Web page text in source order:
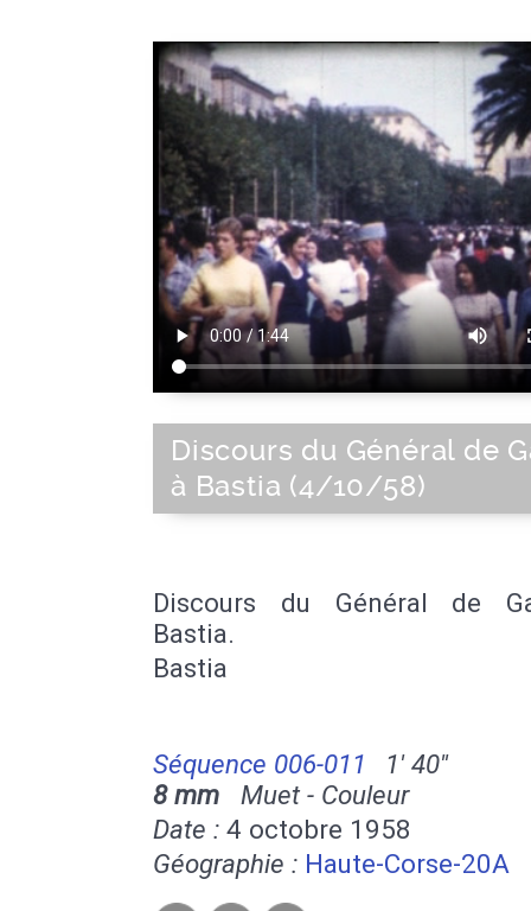
Discours du Général de
à Bastia (4/10/58)
Discours du Général de
Bastia.
Bastia
Séquence 006-011
1' 40''
8 mm Muet - Couleur
Date : 4 octobre 1958
Géographie : Haute-Corse-20A